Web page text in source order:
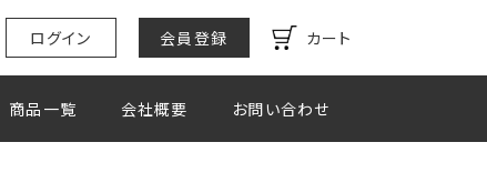
ログイン 会員登録 カート
商品一覧 会社概要 お問い合わせ